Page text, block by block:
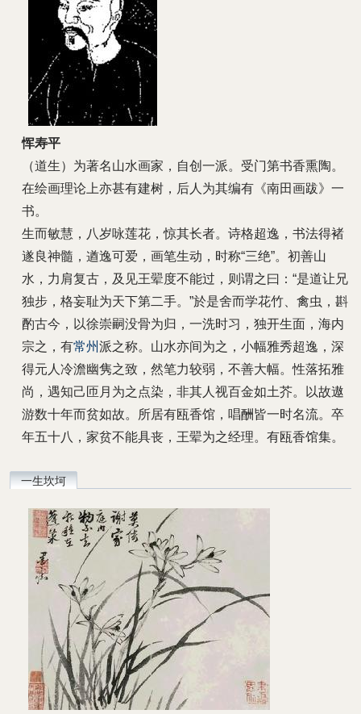
恽寿平
（道生）为著名山水画家，自创一派。受门第书香熏陶。
在绘画理论上亦甚有建树，后人为其编有《南田画跋》一
书。
生而敏慧，八岁咏莲花，惊其长者。诗格超逸，书法得褚
遂良神髓，遒逸可爱，画笔生动，时称“三绝”。初善山
水，力肩复古，及见王翚度不能过，则谓之曰：“是道让兄
独步，格妄耻为天下第二手。”於是舍而学花竹、禽虫，斟
酌古今，以徐崇嗣没骨为归，一洗时习，独开生面，海内
宗之，有常州派之称。山水亦间为之，小幅雅秀超逸，深
得元人冷澹幽隽之致，然笔力较弱，不善大幅。性落拓雅
尚，遇知己匝月为之点染，非其人视百金如土芥。以故遨
游数十年而贫如故。所居有瓯香馆，唱酬皆一时名流。卒
年五十八，家贫不能具丧，王翚为之经理。有瓯香馆集。
一生坎坷